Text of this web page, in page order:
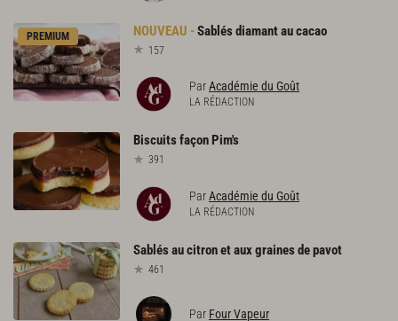
PREMIUM Sablésdiamantaucacao
157
ParAcadémie du Goût
LA RÉDACTION
Biscuitsfaçon Pim's
391
ParAcadémie du Goût
LA RÉDACTION
Sablésaucitronetauxgrainesdepavot
461
Par Four Vapeur